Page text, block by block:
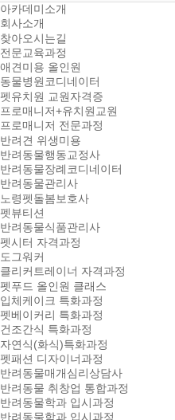
아카데미소개
회사소개
찾아오시는길
전문교육과정
애견미용 올인원
동물병원코디네이터
펫유치원 교원자격증
프로매니저+유치원교원
프로매니저 전문과정
반려견 위생미용
반려동물행동교정사
반려동물장례코디네이터
반려동물관리사
노령펫돌봄보호사
펫뷰티션
반려동물식품관리사
펫시터 자격과정
도그워커
클리커트레이너 자격과정
펫푸드 올인원 클래스
입체케이크 특화과정
펫베이커리 특화과정
건조간식 특화과정
자연식(화식)특화과정
펫패션 디자이너과정
반려동물매개심리상담사
반려동물 취창업 통합과정
반려동물학과 입시과정
반려동물학과 입시과정